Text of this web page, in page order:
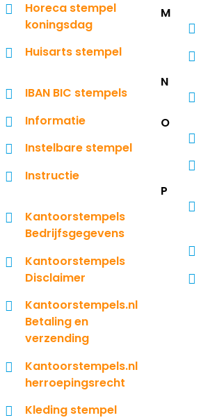
Horeca stempel
koningsdag
Huisarts stempel
IBAN BIC stempels
Informatie
Instelbare stempel
Instructie
Kantoorstempels
Bedrijfsgegevens
Kantoorstempels
Disclaimer
Kantoorstempels.nl
Betaling en
verzending
Kantoorstempels.nl
herroepingsrecht
Kleding stempel
M
N
O
P